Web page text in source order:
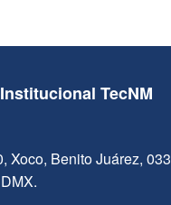
TecNM
Xoco, Benito Juárez,